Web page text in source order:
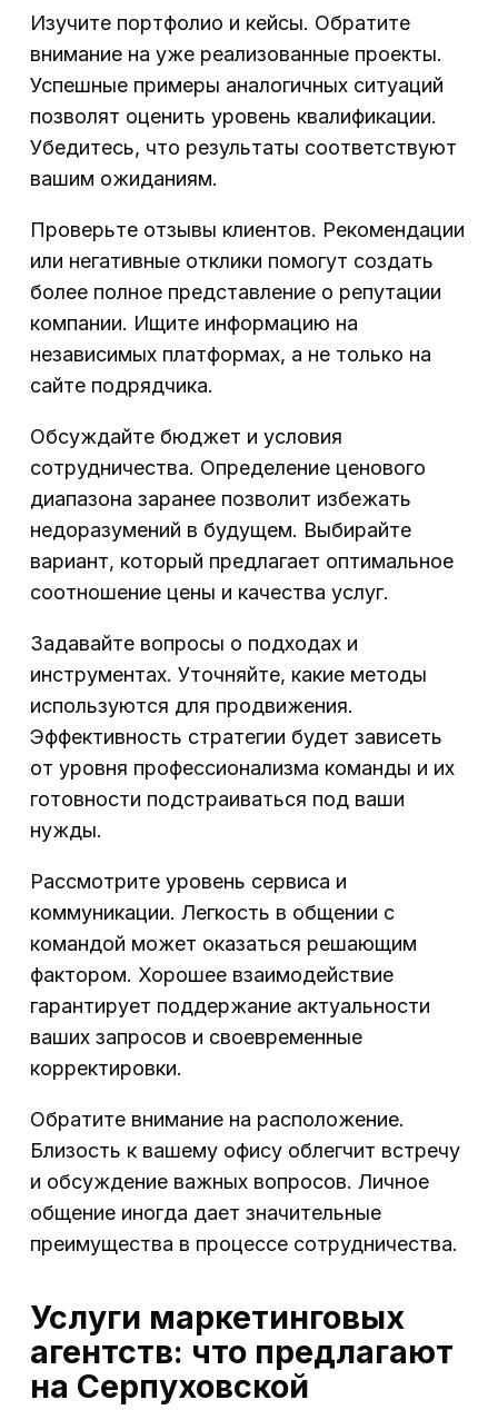
Изучите портфолио и кейсы. Обратите
внимание на уже реализованные проекты.
Успешные примеры аналогичных ситуаций
позволят оценить уровень квалификации.
Убедитесь, что результаты соответствуют
вашим ожиданиям.
Проверьте отзывы клиентов. Рекомендации
или негативные отклики помогут создать
более полное представление о репутации
компании. Ищите информацию на
независимых платформах, а не только на
сайте подрядчика.
Обсуждайте бюджет и условия
сотрудничества. Определение ценового
диапазона заранее позволит избежать
недоразумений в будущем. Выбирайте
вариант, который предлагает оптимальное
соотношение цены и качества услуг.
Задавайте вопросы о подходах и
инструментах. Уточняйте, какие методы
используются для продвижения.
Эффективность стратегии будет зависеть
от уровня профессионализма команды и их
готовности подстраиваться под ваши
нужды.
Рассмотрите уровень сервиса и
коммуникации. Легкость в общении с
командой может оказаться решающим
фактором. Хорошее взаимодействие
гарантирует поддержание актуальности
ваших запросов и своевременные
корректировки.
Обратите внимание на расположение.
Близость к вашему офису облегчит встречу
и обсуждение важных вопросов. Личное
общение иногда дает значительные
преимущества в процессе сотрудничества.
Услуги маркетинговых
агентств: что предлагают
на Серпуховской